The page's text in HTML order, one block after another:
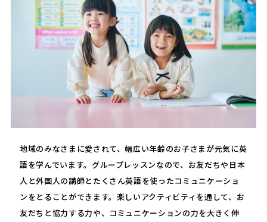
地域のみなさまに愛されて、幅広い年齢のお子さまが元気に英
語を学んでいます。グループレッスンなので、お友だちや日本
人と外国人の講師とたくさん英語を使ったコミュニケーショ
ンをとることができます。楽しいアクティビティを通して、お
友だちと協力する力や、コミュニケーションの力を大きく伸